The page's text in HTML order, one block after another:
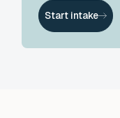
Start intake